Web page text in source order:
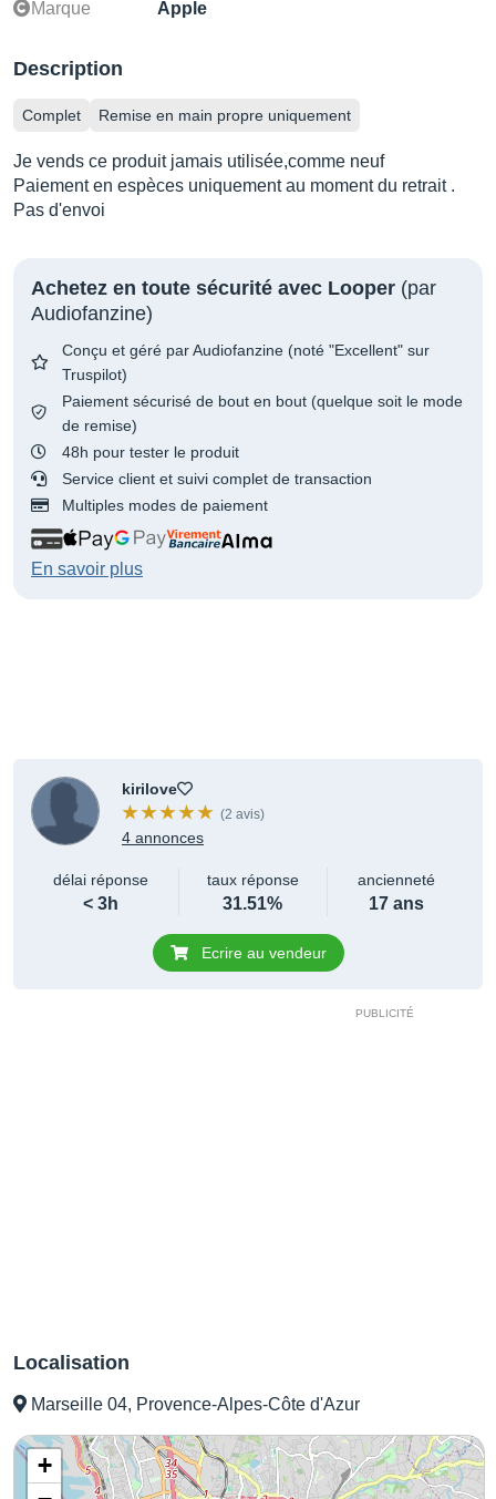
Marque Apple
Description
Complet Remise en main propre uniquement
Je vends ce produit jamais utilisée,comme neuf
Paiement en espèces uniquement au moment du retrait .
Pas d'envoi
Achetez en toute sécurité avec Looper (par
Audiofanzine)
Conçu et géré par Audiofanzine (noté "Excellent" sur
Truspilot)
Paiement sécurisé de bout en bout (quelque soit le mode
de remise)
48h pour tester le produit
Service client et suivi complet de transaction
Multiples modes de paiement
En savoir plus
Localisation
Marseille 04, Provence-Alpes-Côte d'Azur
+
kirilove
(2 avis)
4 annonces
délai réponse
< 3h
taux réponse
31.51%
ancienneté
17 ans
Ecrire au vendeur